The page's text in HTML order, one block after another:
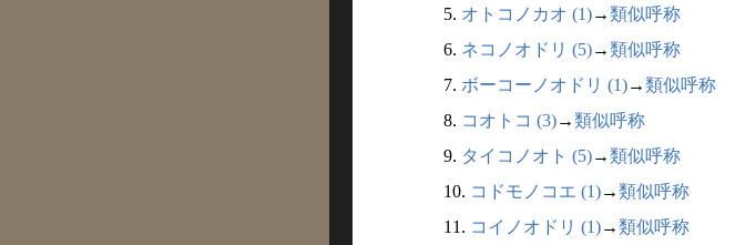
5. オトコノカオ (1)→類似呼称
6. ネコノオドリ (5)→類似呼称
7. ボーコーノオドリ (1)→類似呼称
8. コオトコ (3)→類似呼称
9. タイコノオト (5)→類似呼称
10. コドモノコエ (1)→類似呼称
11. コイノオドリ (1)→類似呼称